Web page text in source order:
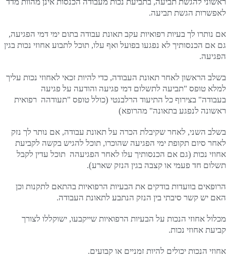
לאפשרות הגשת תביעה.
אם נותרו לך בעיות רפואיות עקב תאונת עבודה בתום ימי דמי הפגיעה,
גם אם הכנסותיך לא נפגעו בפועל ואף עלו, תוכל לתבוע אחוזי נכות בגין
הפגיעה.
בשלב הראשון לאחר תאונת העבודה, כדי להיות זכאי לאחוזי נכות עליך
למלא טופס "תביעה לתשלום דמי פגיעה והודעה על פגיעה
בעבודה" בצירוף כל התיעוד הרלבנטי (כולל טופס "תעודהה רפואית
ראשונה לנפגע בתאונה" מהרופא)
בשלב השני, לאחר שקיבלת הכרה על תאונת עבודה, אם נותר לך נזק
לאחר סיום תקופת ימי הפגיעה שהוכרו, תוכל להגיש בקשה לקביעת
אחוזי נכות (גם אם הכנסותיך עלו לאחר הפגיעהה תוכל עדין לקבל
תשלום חד פעמי או קצבה בגין הנזק שארע).
הרופאים בוועדות בודקים את הבעיות הרפואיות בהתאם לתקנות וכן
האם יש קשר סיבתי בין הנזק הנתבע לתאונת העבודה.
מכלול אחוזי הנכות על הבעיות הרפואיות שייקבעו, ישוקללו לצורך
קביעת אחוזי נכות.
אחוזי הנכות יכולים להיות זמניים או קבועים.